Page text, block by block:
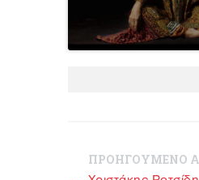
ΠΡΟΗΓΟΥΜΕΝΟ